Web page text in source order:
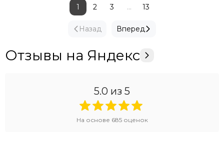
Назад
1 2 3 ... 13
Вперед
Отзывы на Яндекс
5.0 из 5
На основе 685оценок